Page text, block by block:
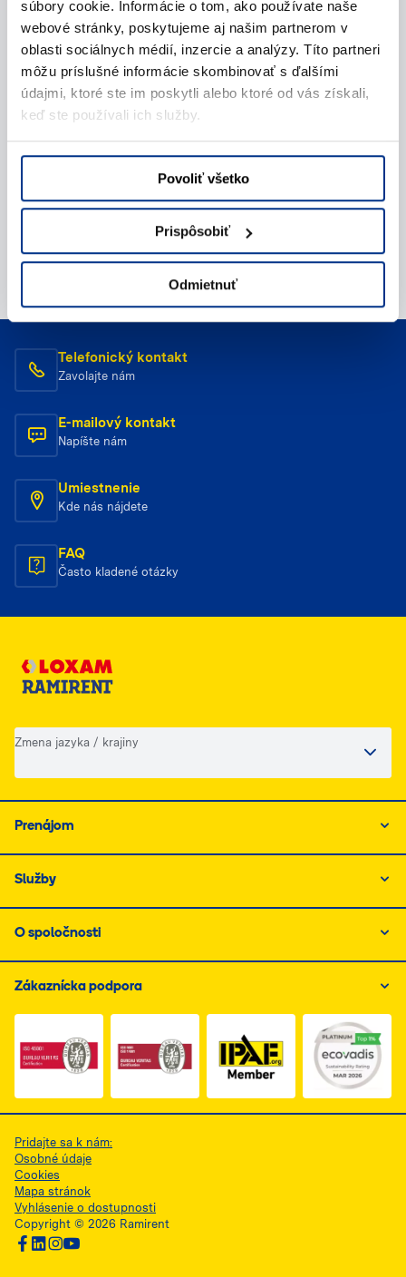
súbory cookie. Informácie o tom, ako používate naše
webové stránky, poskytujeme aj našim partnerom v
oblasti sociálnych médií, inzercie a analýzy. Títo partneri
môžu príslušné informácie skombinovať s ďalšími
údajmi, ktoré ste im poskytli alebo ktoré od vás získali,
keď ste používali ich služby.
Povoliť všetko
Prispôsobiť
Odmietnuť
Napíšte nám (e-mail)
Telefonický kontakt
Zavolajte nám
E-mailový kontakt
Napíšte nám
Umiestnenie
Kde nás nájdete
FAQ
Často kladené otázky
Zmena jazyka / krajiny
Prenájom
Služby
O spoločnosti
Zákaznícka podpora
Link do dokumentu PDF z certyfikatem ISO 1, otwiera
Link do dokumentu PDF z
Link do dokumentu
Pridajte sa k nám:
Osobné údaje
Cookies
Mapa stránok
Vyhlásenie o dostupnosti
Copyright © 2026 Ramirent